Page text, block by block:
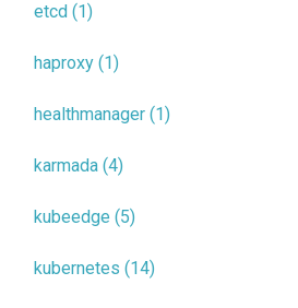
etcd (1)
haproxy (1)
healthmanager (1)
karmada (4)
kubeedge (5)
kubernetes (14)